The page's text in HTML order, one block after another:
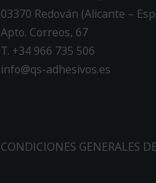
03370 Redován (Alicante –
Apto. Correos, 67
T. +34 966 735 506
info@qs-adhesivos.es
CONDICIONES GENERALES